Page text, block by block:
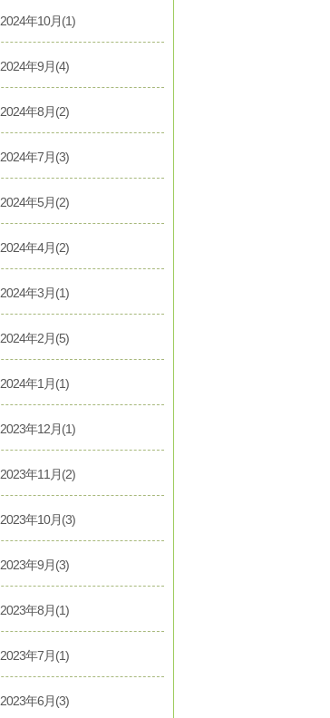
2024年10月(1)
2024年9月(4)
2024年8月(2)
2024年7月(3)
2024年5月(2)
2024年4月(2)
2024年3月(1)
2024年2月(5)
2024年1月(1)
2023年12月(1)
2023年11月(2)
2023年10月(3)
2023年9月(3)
2023年8月(1)
2023年7月(1)
2023年6月(3)